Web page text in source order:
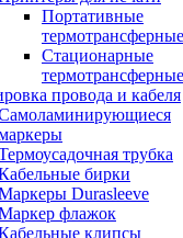
Портативные
Стационарные
провода и кабеля
трубка
бирки
Durasleeve
флажок
клипсы